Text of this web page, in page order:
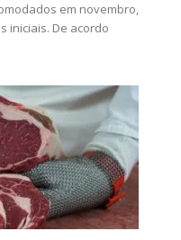
em novembro,
iniciais. De acordo